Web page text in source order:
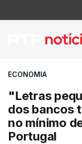
"Letras
ECONOMIA
"Letras
dos bancos
no mínimo
Portugal